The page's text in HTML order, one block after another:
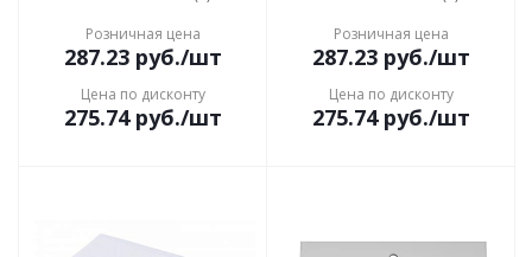
Розничная цена
287.23руб./шт
Цена по дисконту
275.74руб./шт
Розничная цена
287.23руб./шт
Цена по дисконту
275.74руб./шт